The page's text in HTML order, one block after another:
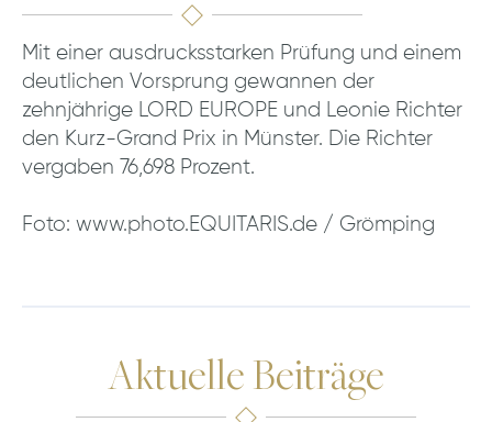
Mit einer ausdrucksstarken Prüfung und einem
deutlichen Vorsprung gewannen der
zehnjährige LORD EUROPE und Leonie Richter
den Kurz-Grand Prix in Münster. Die Richter
vergaben 76,698 Prozent.
Foto: www.photo.EQUITARIS.de / Grömping
Aktuelle Beiträge